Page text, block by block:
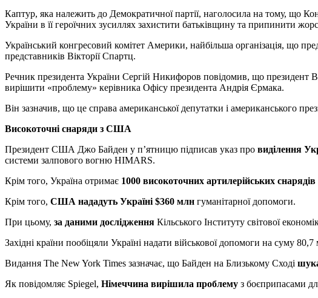
Каптур, яка належить до Демократичної партії, наголосила на тому, що
України в її героїчних зусиллях захистити батьківщину та припинити
Український конгресовий комітет Америки, найбільша організація, що
представників Вікторії Спартц.
Речник президента України Сергій Никифоров повідомив, що президент
вирішити «проблему» керівника Офісу президента Андрія Єрмака.
Він зазначив, що це справа американської депутатки і американського
Високоточні снаряди з США
Президент США Джо Байден у п’ятницю підписав указ про виділення
системи залпового вогню HIMARS.
Крім того, Україна отримає 1000 високоточних артилерійських снарядів
Крім того, США нададуть Україні $360 млн гуманітарної допомоги.
При цьому, за даними дослідження Кільського Інституту світової
Західні країни пообіцяли Україні надати військової допомоги на суму
Видання The New York Times зазначає, що Байден на Близькому Сході
Як повідомляє Spiegel, Німеччина вирішила проблему з боєприпасами